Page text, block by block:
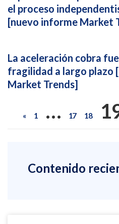
el proceso
[nuevo informe Market
La aceleración cobra
fragilidad a largo plazo
Market Trends]
« 1 … 17 18
Contenido